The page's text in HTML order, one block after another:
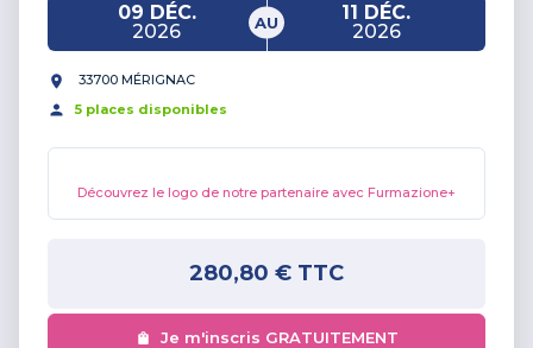
09 DÉC.
2026
AU
11 DÉC.
2026
33700 MÉRIGNAC
5 places disponibles
Découvrez le logo de notre partenaire avec Furmazione+
280,80 € TTC
Je m'inscris GRATUITEMENT